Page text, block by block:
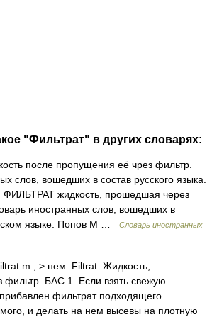
"Фильтрат" в других словарях:
после пропущения её чрез фильтр.
слов, вошедших в состав русского языка.
ФИЛЬТРАТ жидкость, прошедшая через
иностранных слов, вошедших в
языке. Попов М …
Словарь иностранных
m., > нем. Filtrat. Жидкость,
фильтр. БАС 1. Если взять свежую
прибавлен фильтрат подходящего
и делать на нем высевы на плотную